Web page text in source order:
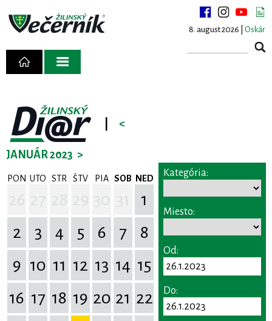
8. august 2026 | Oskár
<
JANUÁR 2023 >
PON UTO STR ŠTV PIA SOB NED
1
2
3 4 5 6 7
8
9 10 11 12 13 14 15
16 17 18 19 20 21 22
Kategória:
Miesto:
Od:
Do: